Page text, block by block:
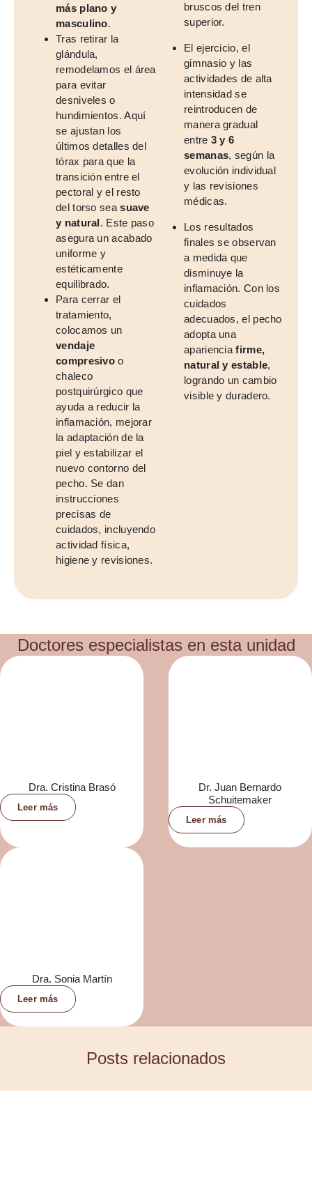
más plano y
masculino.
Tras retirar la
glándula,
remodelamos el área
para evitar
desniveles o
hundimientos. Aquí
se ajustan los
últimos detalles del
tórax para que la
transición entre el
pectoral y el resto
del torso seasuave
y natural. Este paso
asegura un acabado
uniforme y
estéticamente
equilibrado.
Para cerrar el
tratamiento,
colocamos un
vendaje
compresivo o
chaleco
postquirúrgico que
ayuda a reducir la
inflamación, mejorar
la adaptación de la
piel y estabilizar el
nuevo contorno del
pecho. Se dan
instrucciones
precisas de
cuidados, incluyendo
actividad física,
higiene y revisiones.
bruscos del tren
superior.
El ejercicio, el
gimnasio y las
actividades de alta
intensidad se
reintroducen de
manera gradual
entre 3 y 6
semanas, según la
evolución individual
y las revisiones
médicas.
Los resultados
finales se observan
a medida que
disminuye la
inflamación. Con los
cuidados
adecuados, el pecho
adopta una
aparienciafirme,
natural y estable,
logrando un cambio
visible y duradero.
Doctores especialistas en esta unidad
Dra. Cristina Brasó
Leer más
Dr. Juan Bernardo
Schuitemaker
Leer más
Dra. Sonia Martín
Leer más
Posts relacionados